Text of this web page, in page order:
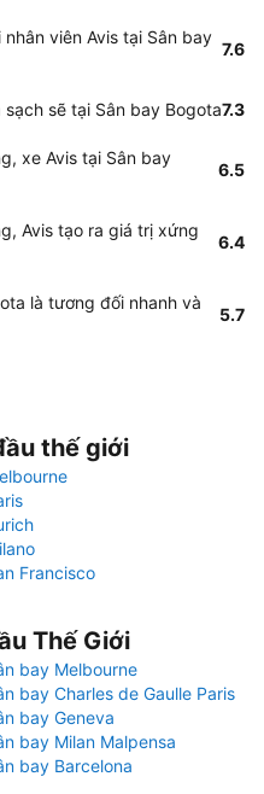
viên Avis tại Sân bay
7.6
sẽ tại Sân bay Bogota7.3
xe Avis tại Sân bay
6.5
Avis tạo ra giá trị xứng
6.4
là tương đối nhanh và
5.7
thế giới
Francisco
Thế Giới
bay Melbourne
bay Charles de Gaulle Paris
bay Geneva
bay Milan Malpensa
bay Barcelona